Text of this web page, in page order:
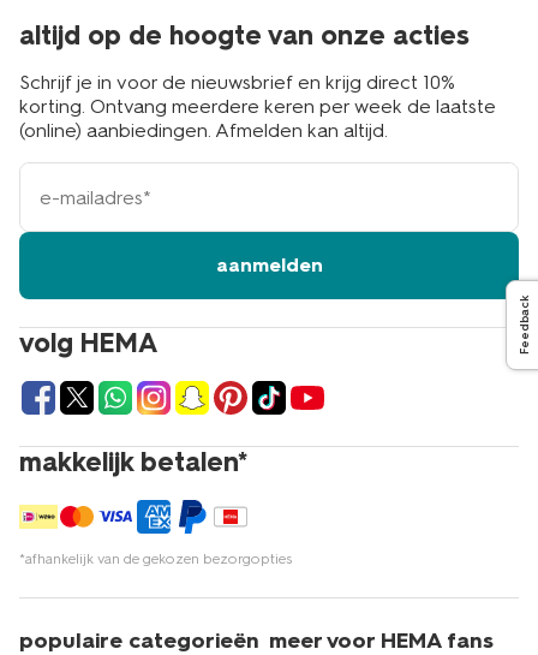
volg HEMA
makkelijk betalen*
*afhankelijk van de gekozen bezorgopties
altijd op de hoogte van onze acties
Schrijf je in voor de nieuwsbrief en krijg direct 10%
korting. Ontvang meerdere keren per week de laatste
(online) aanbiedingen. Afmelden kan altijd.
e-
mailadres
aanmelden
populaire categorieën meer voor HEMA fans
Feedback